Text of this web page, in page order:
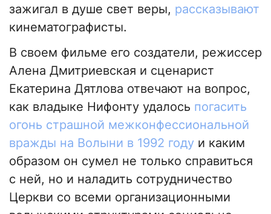
зажигал в душе свет веры, рассказывают
кинематографисты.
В своем фильме его создатели, режиссер
Алена Дмитриевская и сценарист
Екатерина Дятлова отвечают на вопрос,
как владыке Нифонту удалось погасить
огонь страшной межконфессиональной
вражды на Волыни в 1992 году и каким
образом он сумел не только справиться
с ней, но и наладить сотрудничество
Церкви со всеми организационными